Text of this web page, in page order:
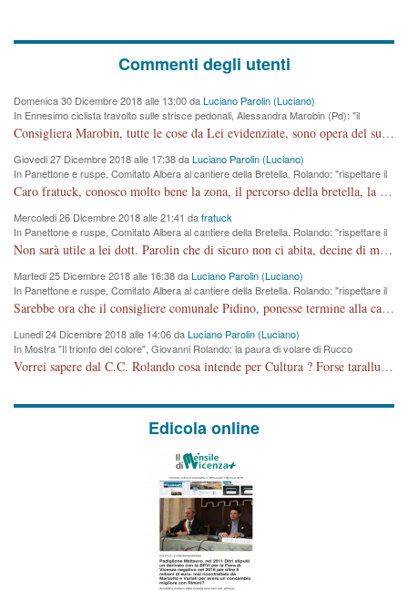
Commenti degli utenti
Domenica 30 Dicembre 2018 alle 13:00 daLuciano Parolin (Luciano)
In Ennesimo ciclista travolto sulle strisce pedonali, Alessandra Marobin (Pd): "il
Comune si svegli"
Consigliera Marobin, tutte le cose da Lei evidenziate, sono opera del suo ex Assessore e compagno di Partito Antonio Marco Dalla Pozza Assessore alla "progettazione" di piste ciclabili e altre porcherie. A lui manderei il conto da saldare per incidenti e danni alle persone. E' ora che "finiamola." Avete perso rassegnatevi. qui IL SINDACO RUCCO NON C'ENTRA PER NIENTE. CAPITO!!!!!!!! Amen.
Giovedi 27 Dicembre 2018 alle 17:38 daLuciano Parolin (Luciano)
In Panettone e ruspe, Comitato Albera al cantiere della Bretella. Rolando: "rispettare il
cronoprogramma"
Caro fratuck, conosco molto bene la zona, il percorso della bretella, la situazione dei cittadini, abito in Viale Trento. A partire dal 2003 ho partecipato al Comitato di Maddalene pro bretella, e a riunioni propositive per apportare modifiche al progetto. Numerose mie foto del territorio sono arrivate a Roma, altri miei interventi (non graditi dalla Sx) sono stati pubblicati dal GdV, assieme ad altri come Ciro Asproso, ora favorevole alla bretella. Ho partecipato alla raccolta firme per la chiusura della strada x 5 giorni eseguita dal Sindaco Hullwech per sforamento 180 Micro/g. Pertanto come impegno per la tematica sono apposto con la coscienza. Ora il Progetto è partito, fine! Voglio dire che la nuova Giunta "comunale" non c'entra più. L'opera sarà "malauguratamente" eseguita, ma non con il mio placet. Il Consigliere Comunale dovrebbe capire che la campagna elettorale è finita, con buona pace di tutti. Quello che invece dovrebbe interessare è la proprietà della strada, dall'uscita autostradale Ovest, sino alla Rotatoria dell'Albara, vi sono tre possessori: Autostrade SpA; La Provincia, il Comune. Come la mettiamo per il futuro ? I costi, da 50 sono saliti a 100 milioni di € come dire 20 milioni a KM (!) da non credere. Comunque si farà. Ma nessuno canti Vittoria, anzi meglio non farne un ulteriore fatto "partitico" per questioni elettorali o di seggio. Se mi manda la sua mail, sono disponibile ad inviare i documenti e le foto sopra descritte. Con ossequi, Luciano Parolin
Mercoledi 26 Dicembre 2018 alle 21:41 dafratuck
In Panettone e ruspe, Comitato Albera al cantiere della Bretella. Rolando: "rispettare il
cronoprogramma"
Non sarà utile a lei dott. Parolin che di sicuro non ci abita, decine di migliaia di TIR, automobili e padroncini che passano quotidianamente per una strada appena rotabile, non è più possibile stendere i panni, attraversare la strada senza rischiare la morte, le case stanno crepando, i tempi sono cambiati e la bretella non passerà assolutamente per maddalene (ma cosa sta a dire?!), dia invece responsabilità a chi ha costruito tagliando la strada che doveva invece terminare a isola vicentina e non al moracchino lasciando Motta di Costabissara ancora in panne di traffico. I tempi sono cambiati dottore e se l'anagrafe della vita stagna nell'essere umano impressioni conservatrici, la società non le considera perchè va avanti, si industrializza e ha bisogno di infrastrutture e di sviluppo. Ultima considerazione, se è geloso di Rolando perchè vede in lui solo campagne politiche mentre si difendono i SOLI diritti dei cittadini, la preghiamo faccia considerazioni più appropriate. Saluti e complimenti per i suoi scritti.
Martedi 25 Dicembre 2018 alle 16:38 daLuciano Parolin (Luciano)
In Panettone e ruspe, Comitato Albera al cantiere della Bretella. Rolando: "rispettare il
cronoprogramma"
Sarebbe ora che il consigliere comunale Pidino, ponesse termine alla campagna elettorale nel territorio del suo seggio Villaggio del Sole. La tiraca è iniziata, distruggerà 6 km di prateria ovest della città, ricca di fonti e sorgenti d'acqua. I cittadini di Maddalene non avranno più Pace la notte. Molta colpa per la costruzione di questa Strada è proprio del signor Rolando,dei suoi gazebo mobili e che vuol far passare questa opera VANDALICA come progetto "utile" a chi ? Non è cosa seria sig. Rolando!
Lunedi 24 Dicembre 2018 alle 14:06 daLuciano Parolin (Luciano)
In Mostra "Il trionfo del colore", Giovanni Rolando: la paura di volare di Rucco
Vorrei sapere dal C.C. Rolando cosa intende per Cultura ? Forse tarallucci, vino e sagre, o spaghetti tricolori del PD ? Il continuo (s)parlare della mostra a Palazzo Chiericati caro consigliere DANNEGGIA FORTEMENTE l'immagine della città TUTTA e fa deviare i consensi che in RUSSIA (badi bene ex U.R.S.S.) sono ECCELLENTI. A livello artistico l'evento è di alta Valenza culturale, COMPITO di Tutta la Cittadinanza fare il possibile per propagandare l'iniziativa senza farne UN CASO PARTITICO come fa Lei da sempre. Meno Gazebo + Partecipazione! E così sia. Amen.
Edicola online